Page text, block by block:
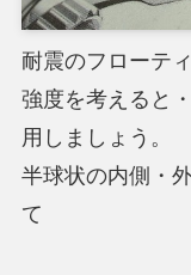
耐震のフローテ
強度を考えると
用しましょう。
半球状の内側・
て